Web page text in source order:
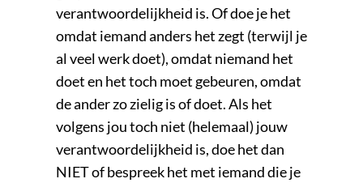
verantwoordelijkheid is. Of doe je het
omdat iemand anders het zegt (terwijl je
al veel werk doet), omdat niemand het
doet en het toch moet gebeuren, omdat
de ander zo zielig is of doet. Als het
volgens jou toch niet (helemaal) jouw
verantwoordelijkheid is, doe het dan
NIET of bespreek het met iemand die je